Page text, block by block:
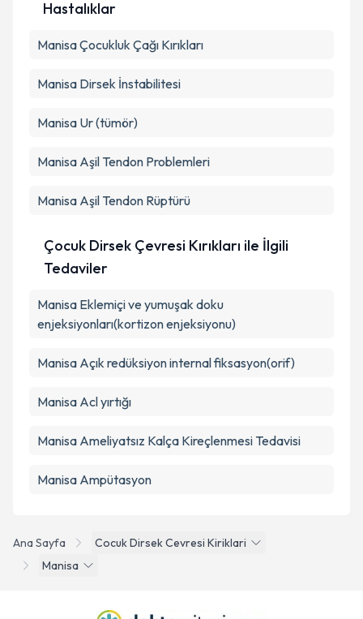
Ana Sayfa
Cocuk Dirsek Cevresi Kiriklari
Manisa
Hastalıklar
Manisa Çocukluk Çağı Kırıkları
Manisa Dirsek İnstabilitesi
Manisa Ur (tümör)
Manisa Aşil Tendon Problemleri
Manisa Aşil Tendon Rüptürü
Çocuk Dirsek Çevresi Kırıkları ile İlgili
Tedaviler
Manisa Eklemiçi ve yumuşak doku
enjeksiyonları(kortizon enjeksiyonu)
Manisa Açık redüksiyon internal fiksasyon(orif)
Manisa Acl yırtığı
Manisa Ameliyatsız Kalça Kireçlenmesi Tedavisi
Manisa Ampütasyon